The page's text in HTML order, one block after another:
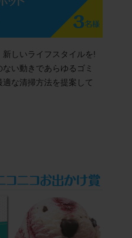
しいライフスタイルを!
い動きであらゆるゴミ
な清掃方法を提案して